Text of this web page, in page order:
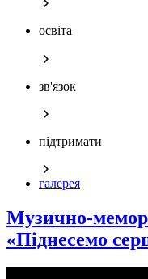
освіта
зв'язок
підтримати
галерея
Музично-
«Піднесемо